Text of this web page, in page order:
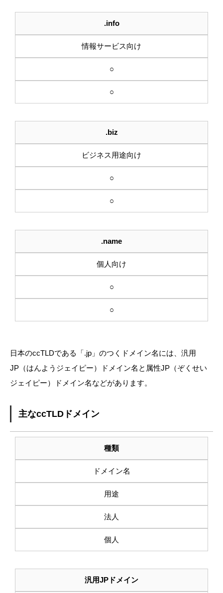
.info
情報サービス向け
○
○
.biz
ビジネス用途向け
○
○
.name
個人向け
○
○
日本のccTLDである「.jp」のつくドメイン名には、汎用
JP（はんようジェイピー）ドメイン名と属性JP（ぞくせい
ジェイピー）ドメイン名などがあります。
主なccTLDドメイン
種類
ドメイン名
用途
法人
個人
汎用JPドメイン